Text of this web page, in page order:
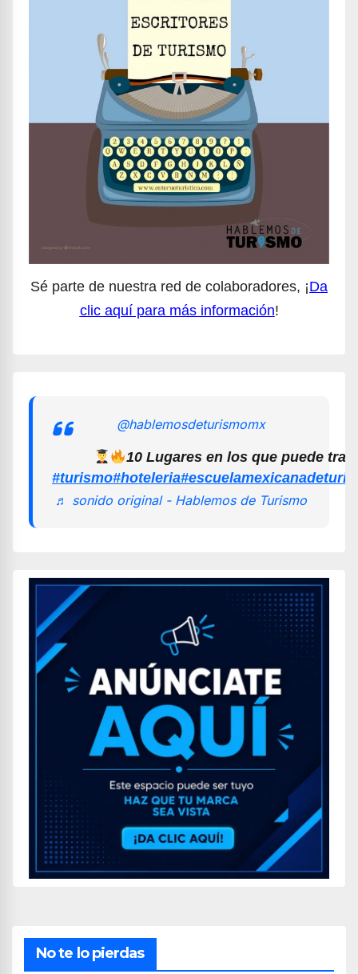
Sé parte de nuestra red de colaboradores, ¡Da
clic aquí para más información!
@hablemosdeturismomx
10 Lugares en los que puede
#turismo#hoteleria
♬ sonido original - Hablemos de Turismo
No te lo pierdas